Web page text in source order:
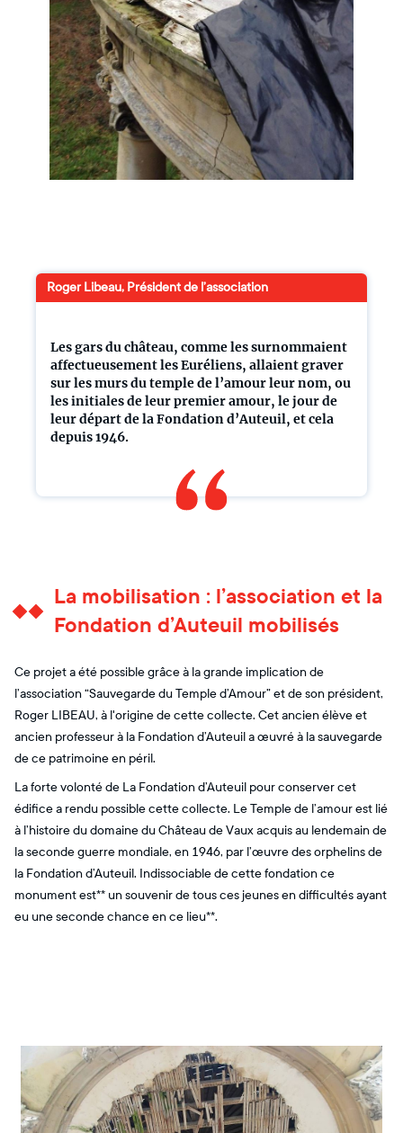
Les gars du château, comme les surnommaient
affectueusement les Euréliens, allaient graver
sur les murs du temple de l’amour leur nom, ou
les initiales de leur premier amour, le jour de
leur départ de la Fondation d’Auteuil, et cela
depuis 1946.
Roger Libeau, Président de l’association
La mobilisation : l’association et la
Fondation d’Auteuil mobilisés
Ce projet a été possible grâce à la grande implication de
l’association “Sauvegarde du Temple d’Amour” et de son président,
Roger LIBEAU, à l'origine de cette collecte. Cet ancien élève et
ancien professeur à la Fondation d’Auteuil a œuvré à la sauvegarde
de ce patrimoine en péril.
La forte volonté de La Fondation d’Auteuil pour conserver cet
édifice a rendu possible cette collecte. Le Temple de l’amour est lié
à l’histoire du domaine du Château de Vaux acquis au lendemain de
la seconde guerre mondiale, en 1946, par l’œuvre des orphelins de
la Fondation d’Auteuil. Indissociable de cette fondation ce
monument est** un souvenir de tous ces jeunes en difficultés ayant
eu une seconde chance en ce lieu**.